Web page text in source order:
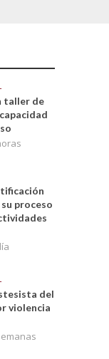
taller de
proceso
del
violencia